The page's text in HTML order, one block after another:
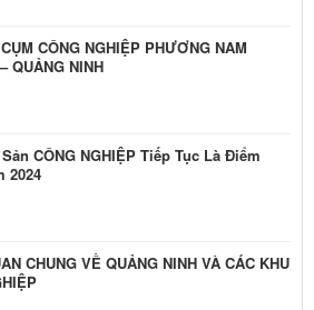
CÔNG NGHIỆP PHƯƠNG NAM
QUẢNG NINH
CÔNG NGHIỆP Tiếp Tục Là Điểm
2024
CHUNG VỀ QUẢNG NINH VÀ CÁC KHU